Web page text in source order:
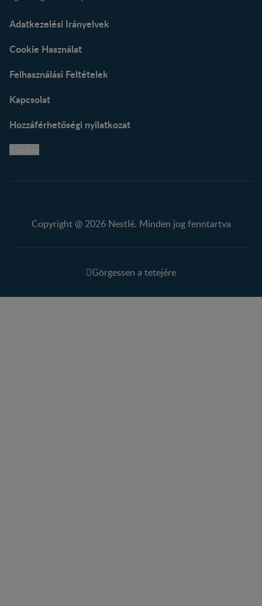
Adatkezelési Irányelvek
Cookie Használat
Felhasználási Feltételek
Kapcsolat
Hozzáférhetőségi nyilatkozat
Copyright @ 2026 Nestlé. Minden jog fenntartva
Görgessen a tetejére